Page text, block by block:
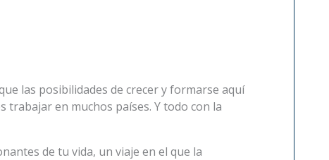
las posibilidades de crecer y formarse aquí
trabajar en muchos países. Y todo con la
de tu vida, un viaje en el que la